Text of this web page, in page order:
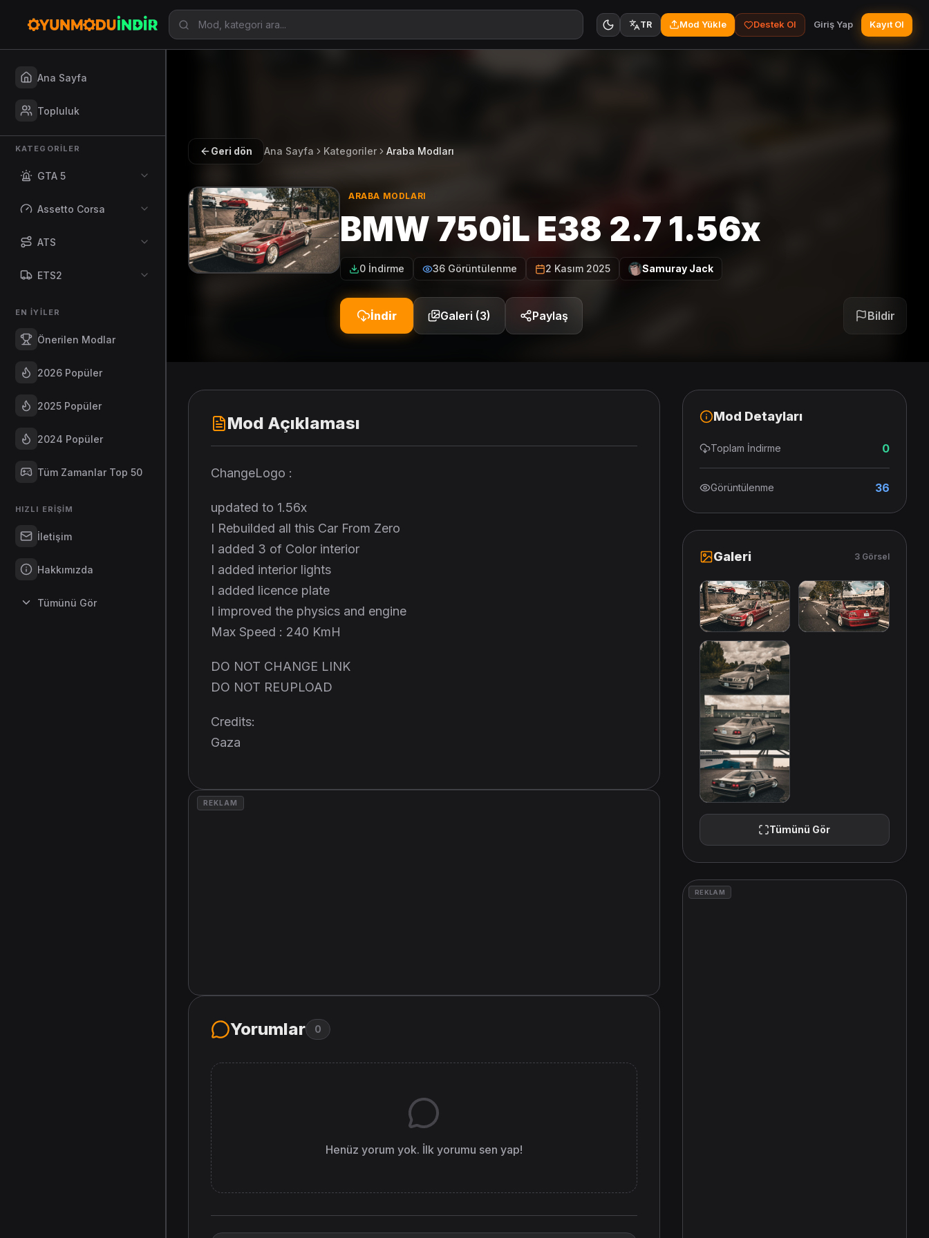
TR Mod Yükle Destek Ol Giriş Yap Kayıt Ol
Ana Sayfa
Topluluk
KATEGORILER
GTA 5
Assetto Corsa
ATS
ETS2
EN İYILER
Önerilen Modlar
2026 Popüler
2025 Popüler
2024 Popüler
Tüm Zamanlar Top 50
HIZLI ERIŞIM
İletişim
Hakkımızda
Tümünü Gör
Geri dön Ana Sayfa Kategoriler Araba Modları
ARABA MODLARI
BMW 750iL E38 2.7 1.56x
0 İndirme 36 Görüntülenme 2 Kasım 2025 Samuray Jack
İndir Galeri (3) Paylaş Bildir
Mod Açıklaması
ChangeLogo :
updated to 1.56x
I Rebuilded all this Car From Zero
I added 3 of Color interior
I added interior lights
I added licence plate
I improved the physics and engine
Max Speed : 240 KmH
DO NOT CHANGE LINK
DO NOT REUPLOAD
Credits:
Gaza
REKLAM
Yorumlar 0
Henüz yorum yok. İlk yorumu sen yap!
Mod Detayları
Toplam İndirme 0
Görüntülenme 36
Galeri 3 Görsel
Tümünü Gör
REKLAM